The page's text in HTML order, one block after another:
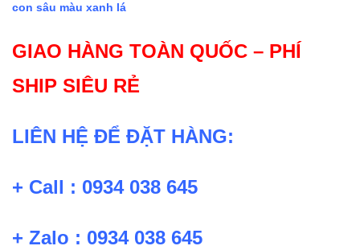
con sâu màu xanh lá
GIAO HÀNG TOÀN QUỐC – PHÍ
SHIP SIÊU RẺ
LIÊN HỆ ĐỂ ĐẶT HÀNG:
+ Call : 0934 038 645
+ Zalo : 0934 038 645